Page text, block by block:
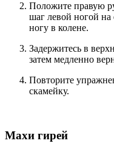
Положите правую
шаг левой ногой
ногу в колене.
Задержитесь в
затем медленно
Повторите
скамейку.
Махи гирей